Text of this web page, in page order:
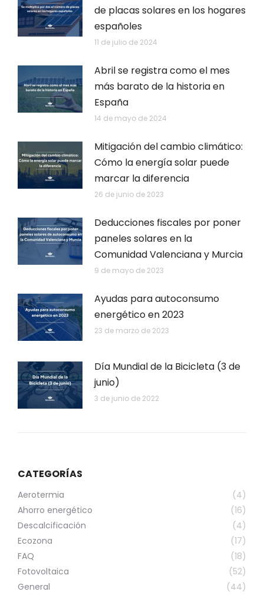
de placas solares en los hogares
españoles
11 de julio de 2024
Abril se registra como el mes
más barato de la historia en
España
14 de mayo de 2024
Mitigación del cambio climático:
Cómo la energía solar puede
marcar la diferencia
26 de junio de 2023
Deducciones fiscales por poner
paneles solares en la
Comunidad Valenciana y Murcia
9 de mayo de 2023
Ayudas para autoconsumo
energético en 2023
23 de marzo de 2023
Día Mundial de la Bicicleta (3 de
junio)
3 de junio de 2022
CATEGORÍAS
Aerotermia
(4)
Ahorro energético
(16)
Descalcificación
(4)
Ecozona
(17)
FAQ
(18)
Fotovoltaica
(52)
General
(44)